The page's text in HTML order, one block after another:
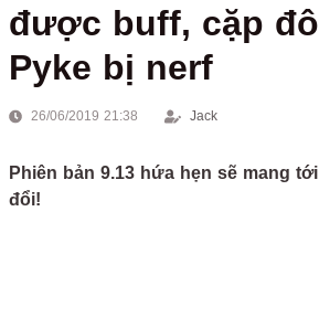
được buff, cặp
Pyke bị nerf
26/06/2019 21:38 Jack
Phiên bản 9.13 hứa hẹn sẽ mang
đổi!